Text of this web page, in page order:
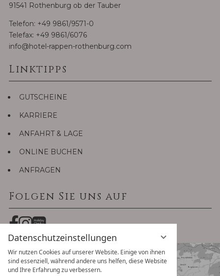
Datenschutzeinstellungen
Wir nutzen Cookies auf unserer Website. Einige von ihnen
sind essenziell, während andere uns helfen, diese Website
und Ihre Erfahrung zu verbessern.
91541 Rothenburg ob der Tauber
Telefon: +49 9861/9571-0
Telefax: +49 9861/6076
info@hotel-rappen-rothenburg.com
Linktipps
GUTSCHEINE
KARRIERE
ANFAHRT & LAGE
ONLINE BUCHEN
ANFRAGEN
Folgen Sie uns auf